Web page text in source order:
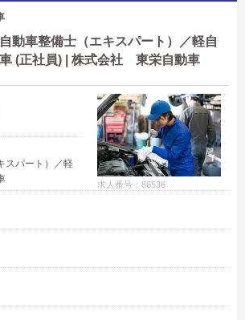
動車整備士（エキスパート）／軽自
(正社員) | 株式会社 東栄自動車
求人番号：86536
スパート）／軽